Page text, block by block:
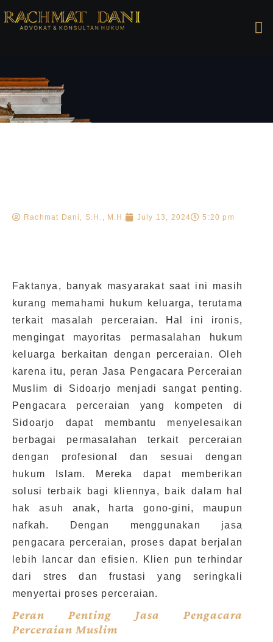
Rachmat Dani, S.H., M.H. July 13, 2024 5:20 pm
Faktanya, banyak masyarakat saat ini masih
kurang memahami hukum keluarga, terutama
terkait masalah perceraian. Hal ini ironis,
mengingat mayoritas permasalahan hukum
keluarga berkaitan dengan perceraian. Oleh
karena itu, peran Jasa Pengacara Perceraian
Muslim di Sidoarjo menjadi sangat penting.
Pengacara perceraian yang kompeten di
Sidoarjo dapat membantu menyelesaikan
berbagai permasalahan terkait perceraian
dengan profesional dan sesuai dengan
hukum Islam. Mereka dapat memberikan
solusi terbaik bagi kliennya, baik dalam hal
hak asuh anak, harta gono-gini, maupun
nafkah. Dengan menggunakan jasa
pengacara perceraian, proses dapat berjalan
lebih lancar dan efisien. Klien pun terhindar
dari stres dan frustasi yang seringkali
menyertai proses perceraian.
Peran Penting Jasa Pengacara
Perceraian Muslim